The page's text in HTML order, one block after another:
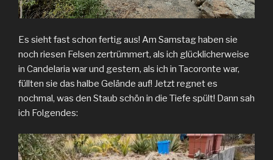
Es sieht fast schon fertig aus! Am Samstag haben sie
noch riesen Felsen zertrümmert, als ich glücklicherweise
in Candelaria war und gestern, als ich in Tacoronte war,
füllten sie das halbe Gelände auf! Jetzt regnet es
nochmal, was den Staub schön in die Tiefe spült! Dann sah
ich Folgendes: